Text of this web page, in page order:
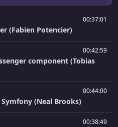
00:37:01
(Fabien Potencier)
00:42:59
component (Tobias
00:44:00
(Neal Brooks)
00:38:49